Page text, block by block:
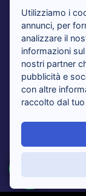
IL BLOG
Tarocchi 365
prospettiva
Tarocchi nuovi
Sensitivi al
Utilizziamo i
annunci, per
analizzare il
informazioni
nostri partner
pubblicità e
con altre
raccolto dal